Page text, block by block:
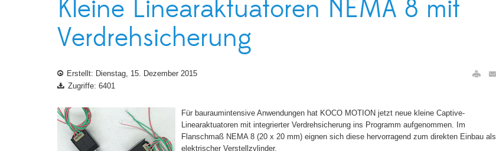
Kleine Linearaktuatoren NEMA 8 mit
Verdrehsicherung
Erstellt: Dienstag, 15. Dezember 2015
Zugriffe: 6401
Für bauraumintensive Anwendungen hat KOCO MOTION jetzt neue kleine Captive-
Linearaktuatoren mit integrierter Verdrehsicherung ins Programm aufgenommen. Im
Flanschmaß NEMA 8 (20 x 20 mm) eignen sich diese hervorragend zum direkten Einbau als
elektrischer Verstellzylinder.